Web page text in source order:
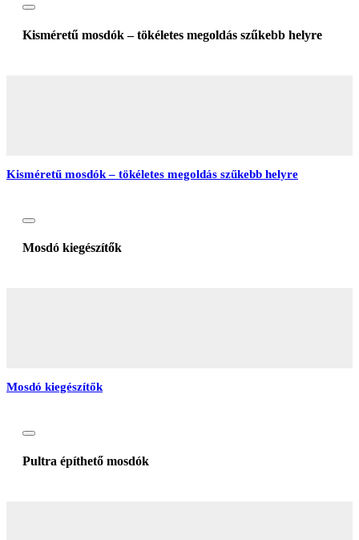
Kisméretű mosdók – tökéletes megoldás szűkebb helyre
Kisméretű mosdók – tökéletes megoldás szűkebb helyre
Mosdó kiegészítők
Mosdó kiegészítők
Pultra építhető mosdók